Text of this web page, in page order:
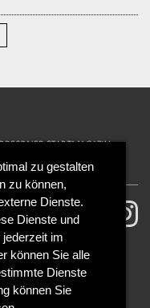
zu gestalten
zu können,
Dienste.
Dienste und
im
können Sie alle
Dienste
können Sie